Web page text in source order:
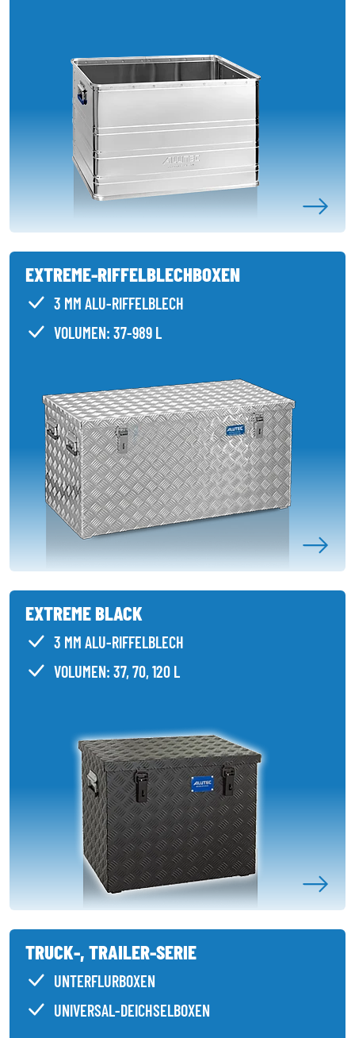
EXTREME-RIFFELBLECHBOXEN
3 MM ALU-RIFFELBLECH
VOLUMEN: 37-989 L
EXTREME BLACK
3 MM ALU-RIFFELBLECH
VOLUMEN: 37, 70, 120 L
TRUCK-, TRAILER-SERIE
UNTERFLURBOXEN
UNIVERSAL-DEICHSELBOXEN